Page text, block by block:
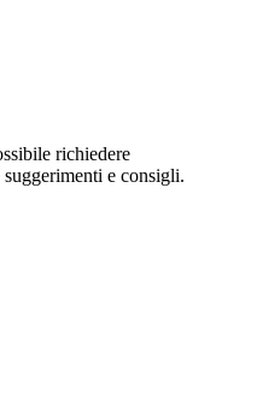
richiedere
e consigli.